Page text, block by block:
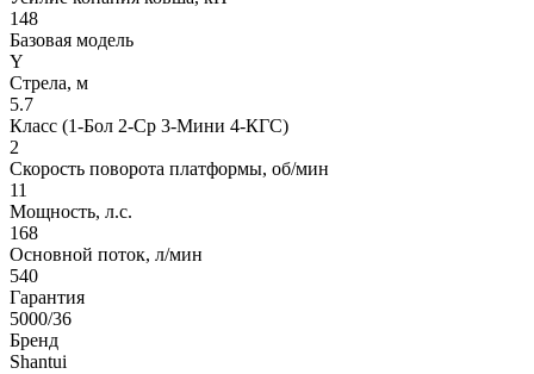
148
Базовая модель
Y
Стрела, м
5.7
Класс (1-Бол 2-Ср 3-Мини 4-КГС)
2
Скорость поворота платформы, об/мин
11
Мощность, л.с.
168
Основной поток, л/мин
540
Гарантия
5000/36
Бренд
Shantui